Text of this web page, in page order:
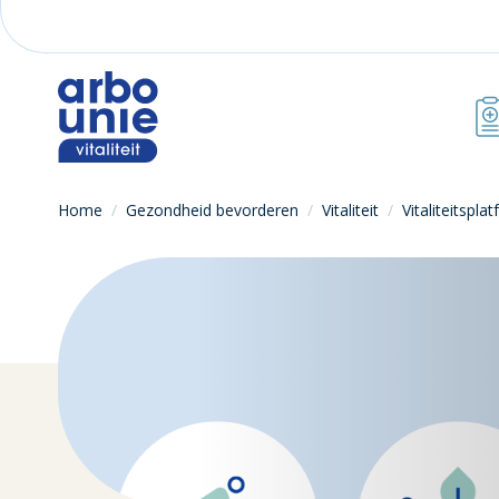
Home / Gezondheid bevorderen / Vitaliteit /